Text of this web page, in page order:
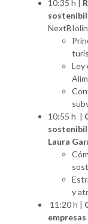
10:35 h |
Ley
10:55 h |
Laura
y
11:20 h |